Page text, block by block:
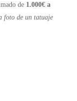
de 1.000€ a
foto de un tatuaje